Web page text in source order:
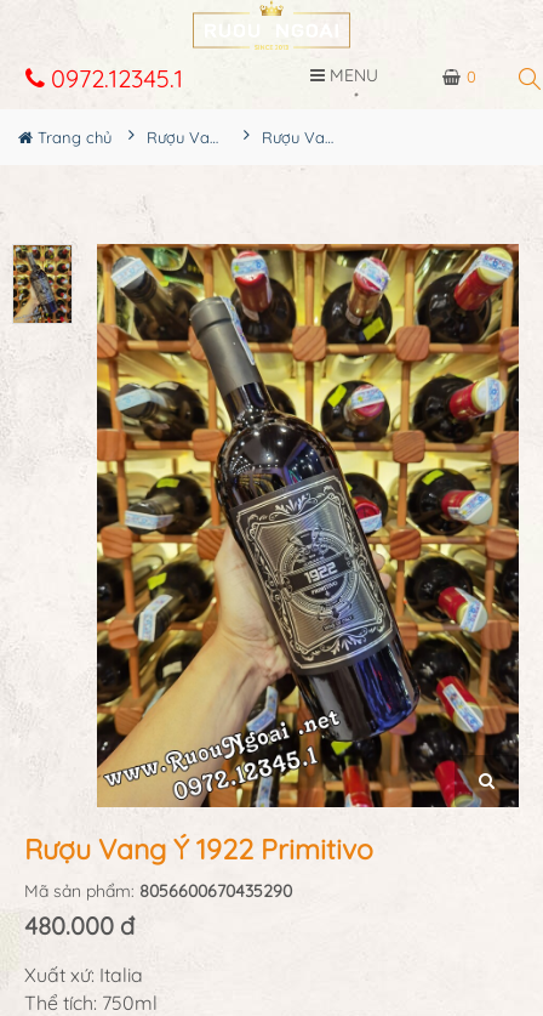
0
0972.12345.1 MENU
Trang chủ Rượu Vang Rượu Vang Ý 1922 Primitivo
Rượu Vang Ý 1922 Primitivo
Mã sản phẩm: 8056600670435290
480.000 đ
Xuất xứ: Italia
Thể tích: 750ml